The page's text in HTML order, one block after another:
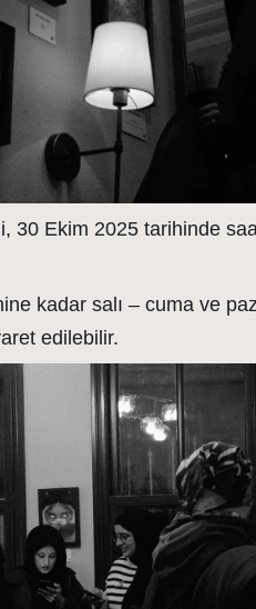
30 Ekim 2025 tarihinde
kadar salı – cuma ve
edilebilir.